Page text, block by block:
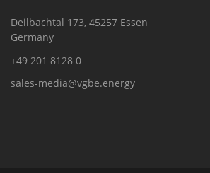
Deilbachtal 173, 45257 Essen
Germany
+49 201 8128 0
sales-media@vgbe.energy